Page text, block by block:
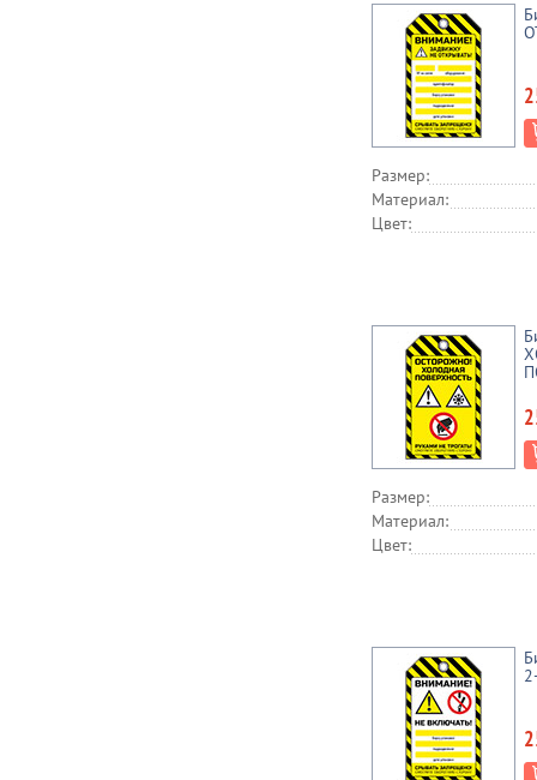
Размер:
Материал:
Цвет:
Размер:
Материал:
Цвет: